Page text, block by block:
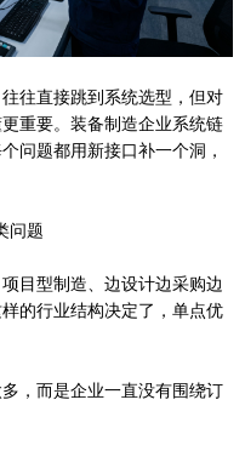
往直接跳到系统选型，但对
重要。装备制造企业系统链
问题都用新接口补一个洞，
问题
目型制造、边设计边采购边
的行业结构决定了，单点优
，而是企业一直没有围绕订